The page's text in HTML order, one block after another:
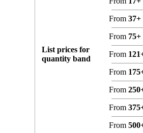
List prices for
quantity band
From 37+
From 75+
From
From
From
From
From